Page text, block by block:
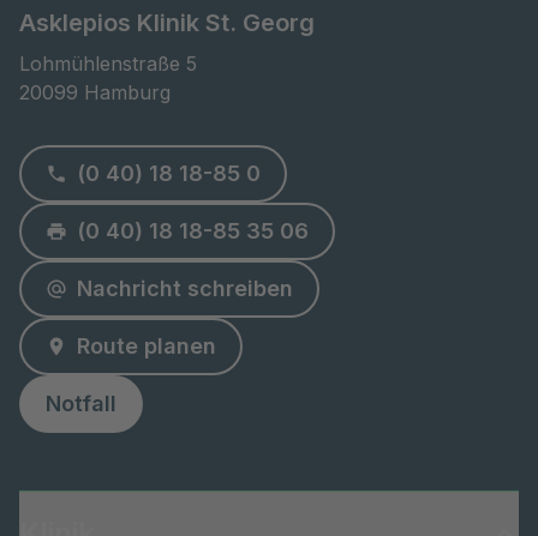
Asklepios Klinik St. Georg
Lohmühlenstraße 5
20099 Hamburg
(0 40) 18 18-85 0
(0 40) 18 18-85 35 06
Nachricht schreiben
Route planen
Notfall